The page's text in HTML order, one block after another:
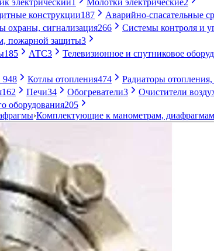
электрический1 Молотки электрические2
конструкции187 Аварийно-спасательные
охраны, сигнализация266 Системы контроля и
пожарной защиты3
185 АТС3 Телевизионное и спутниковое
948 Котлы отопления474 Радиаторы отопления,
162 Печи34 Обогреватели3 Очистители
оборудования205
›Комплектующие к манометрам, диафрагмам